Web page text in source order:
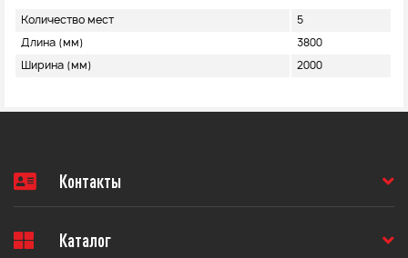
Количество мест 5
Длина (мм) 3800
Ширина (мм) 2000
Контакты
Каталог